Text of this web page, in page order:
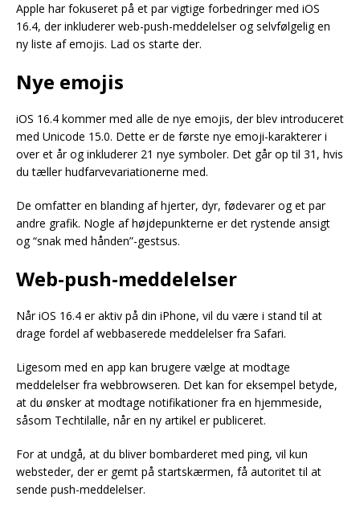
Apple har fokuseret på et par vigtige forbedringer med iOS
16.4, der inkluderer web-push-meddelelser og selvfølgelig en
ny liste af emojis. Lad os starte der.
Nye emojis
iOS 16.4 kommer med alle de nye emojis, der blev introduceret
med Unicode 15.0. Dette er de første nye emoji-karakterer i
over et år og inkluderer 21 nye symboler. Det går op til 31, hvis
du tæller hudfarvevariationerne med.
De omfatter en blanding af hjerter, dyr, fødevarer og et par
andre grafik. Nogle af højdepunkterne er det rystende ansigt
og “snak med hånden”-gestsus.
Web-push-meddelelser
Når iOS 16.4 er aktiv på din iPhone, vil du være i stand til at
drage fordel af webbaserede meddelelser fra Safari.
Ligesom med en app kan brugere vælge at modtage
meddelelser fra webbrowseren. Det kan for eksempel betyde,
at du ønsker at modtage notifikationer fra en hjemmeside,
såsom Techtilalle, når en ny artikel er publiceret.
For at undgå, at du bliver bombarderet med ping, vil kun
websteder, der er gemt på startskærmen, få autoritet til at
sende push-meddelelser.